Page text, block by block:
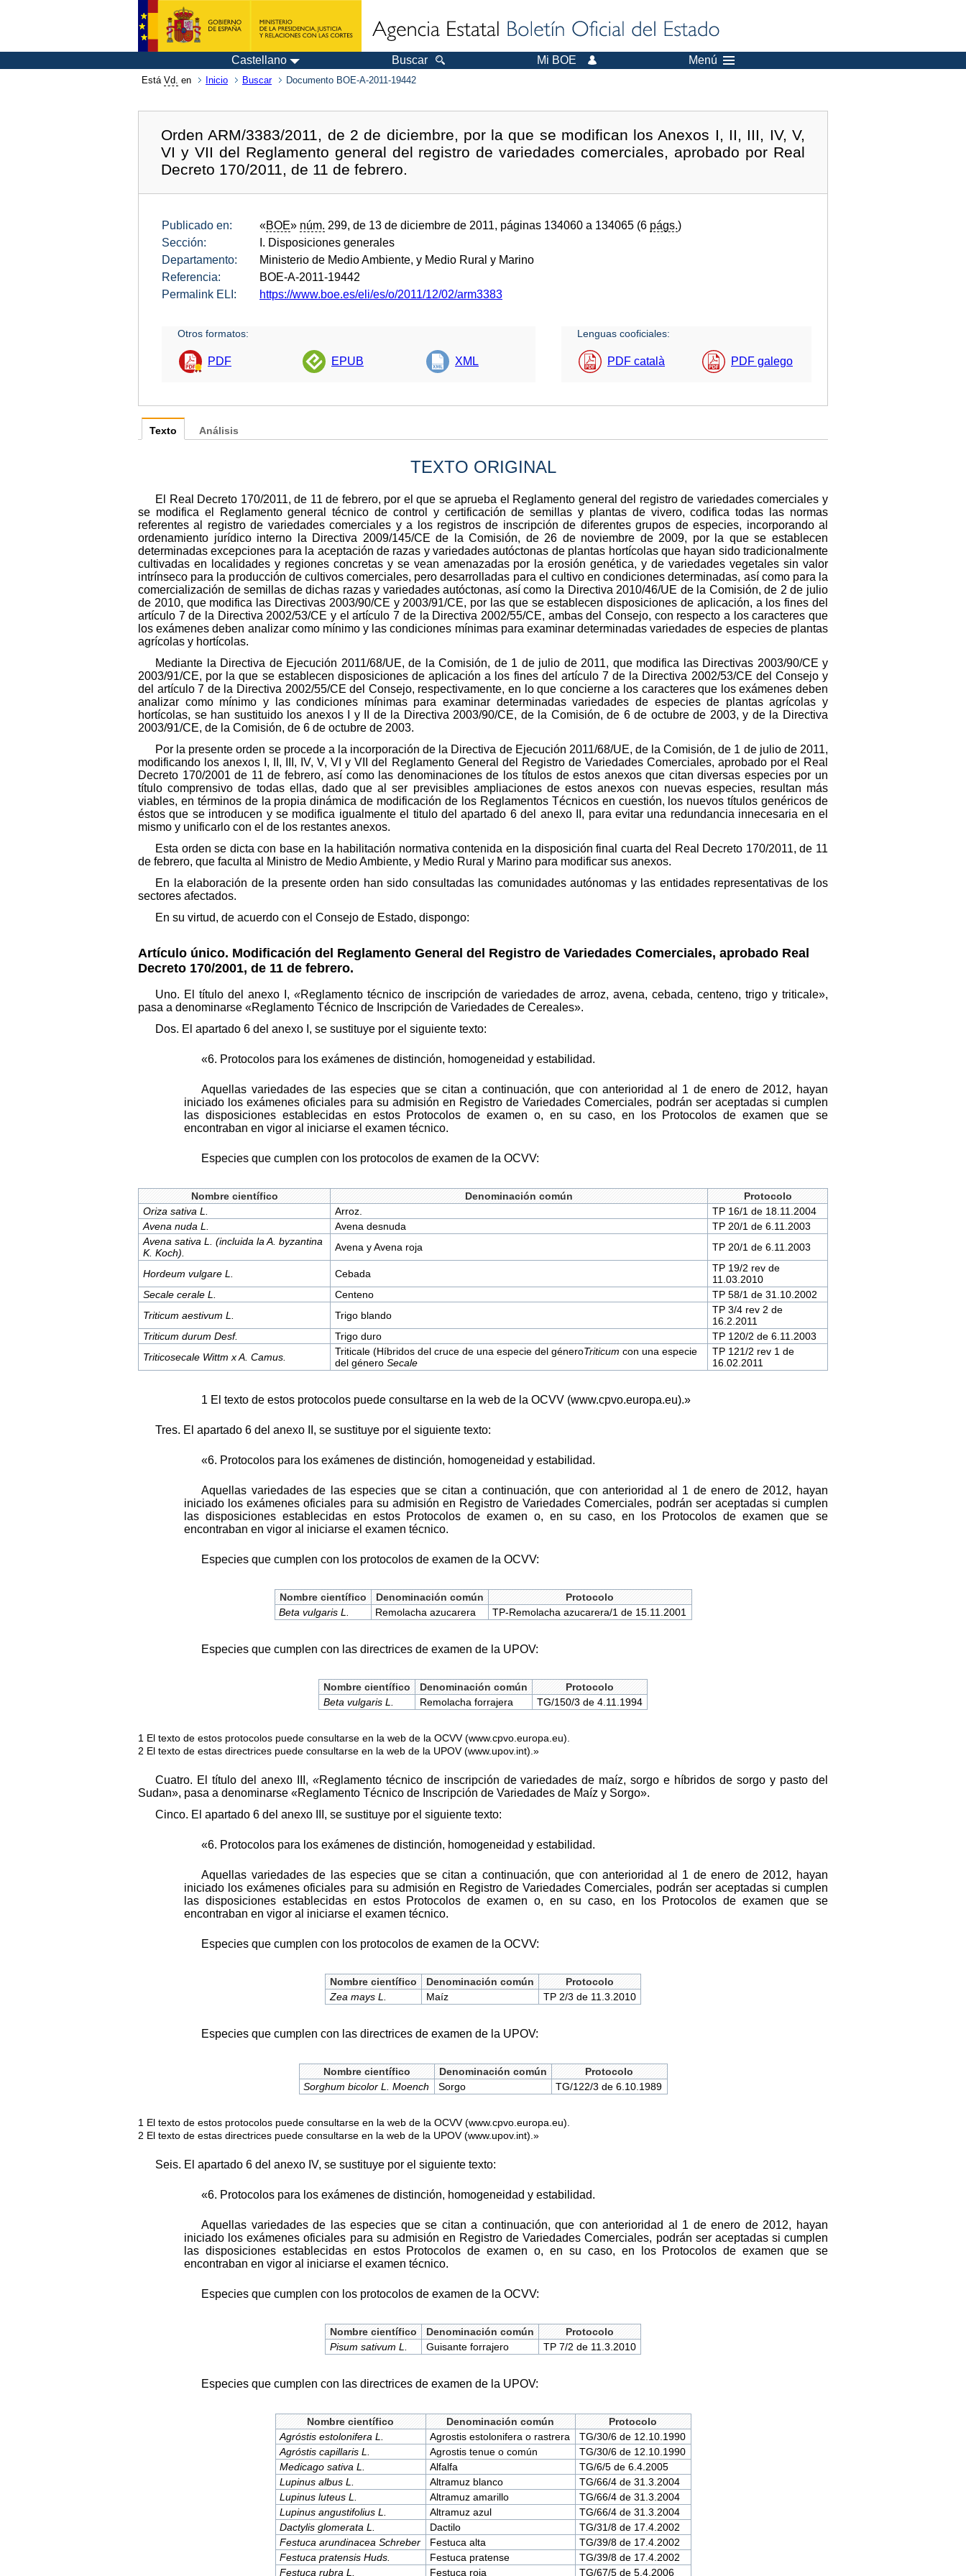
Castellano Buscar Mi BOE Menú
Está Vd. en Inicio Buscar Documento BOE-A-2011-19442
Orden ARM/3383/2011, de 2 de diciembre, por la que se modifican los Anexos I, II, III, IV, V,
VI y VII del Reglamento general del registro de variedades comerciales, aprobado por Real
Decreto 170/2011, de 11 de febrero.
Publicado en: «BOE» núm. 299, de 13 de diciembre de 2011, páginas 134060 a 134065 (6 págs.)
Sección:
I. Disposiciones generales
Departamento:
Ministerio de Medio Ambiente, y Medio Rural y Marino
Referencia:
BOE-A-2011-19442
Permalink ELI:
https://www.boe.es/eli/es/o/2011/12/02/arm3383
Otros formatos:
PDF EPUB XML
Lenguas cooficiales:
PDF català PDF galego
Texto
TEXTO ORIGINAL
El Real Decreto 170/2011, de 11 de febrero, por el que se aprueba el Reglamento general del registro de variedades comerciales y
se modifica el Reglamento general técnico de control y certificación de semillas y plantas de vivero, codifica todas las normas
referentes al registro de variedades comerciales y a los registros de inscripción de diferentes grupos de especies, incorporando al
ordenamiento jurídico interno la Directiva 2009/145/CE de la Comisión, de 26 de noviembre de 2009, por la que se establecen
determinadas excepciones para la aceptación de razas y variedades autóctonas de plantas hortícolas que hayan sido tradicionalmente
cultivadas en localidades y regiones concretas y se vean amenazadas por la erosión genética, y de variedades vegetales sin valor
intrínseco para la producción de cultivos comerciales, pero desarrolladas para el cultivo en condiciones determinadas, así como para la
comercialización de semillas de dichas razas y variedades autóctonas, así como la Directiva 2010/46/UE de la Comisión, de 2 de julio
de 2010, que modifica las Directivas 2003/90/CE y 2003/91/CE, por las que se establecen disposiciones de aplicación, a los fines del
artículo 7 de la Directiva 2002/53/CE y el artículo 7 de la Directiva 2002/55/CE, ambas del Consejo, con respecto a los caracteres que
los exámenes deben analizar como mínimo y las condiciones mínimas para examinar determinadas variedades de especies de plantas
agrícolas y hortícolas.
Mediante la Directiva de Ejecución 2011/68/UE, de la Comisión, de 1 de julio de 2011, que modifica las Directivas 2003/90/CE y
2003/91/CE, por la que se establecen disposiciones de aplicación a los fines del artículo 7 de la Directiva 2002/53/CE del Consejo y
del artículo 7 de la Directiva 2002/55/CE del Consejo, respectivamente, en lo que concierne a los caracteres que los exámenes deben
analizar como mínimo y las condiciones mínimas para examinar determinadas variedades de especies de plantas agrícolas y
hortícolas, se han sustituido los anexos I y II de la Directiva 2003/90/CE, de la Comisión, de 6 de octubre de 2003, y de la Directiva
2003/91/CE, de la Comisión, de 6 de octubre de 2003.
Por la presente orden se procede a la incorporación de la Directiva de Ejecución 2011/68/UE, de la Comisión, de 1 de julio de 2011,
modificando los anexos I, II, III, IV, V, VI y VII del Reglamento General del Registro de Variedades Comerciales, aprobado por el Real
Decreto 170/2001 de 11 de febrero, así como las denominaciones de los títulos de estos anexos que citan diversas especies por un
título comprensivo de todas ellas, dado que al ser previsibles ampliaciones de estos anexos con nuevas especies, resultan más
viables, en términos de la propia dinámica de modificación de los Reglamentos Técnicos en cuestión, los nuevos títulos genéricos de
éstos que se introducen y se modifica igualmente el titulo del apartado 6 del anexo II, para evitar una redundancia innecesaria en el
mismo y unificarlo con el de los restantes anexos.
Esta orden se dicta con base en la habilitación normativa contenida en la disposición final cuarta del Real Decreto 170/2011, de 11
de febrero, que faculta al Ministro de Medio Ambiente, y Medio Rural y Marino para modificar sus anexos.
En la elaboración de la presente orden han sido consultadas las comunidades autónomas y las entidades representativas de los
sectores afectados.
En su virtud, de acuerdo con el Consejo de Estado, dispongo:
Artículo único. Modificación del Reglamento General del Registro de Variedades Comerciales, aprobado Real
Decreto 170/2001, de 11 de febrero.
Uno. El título del anexo I, «Reglamento técnico de inscripción de variedades de arroz, avena, cebada, centeno, trigo y triticale»,
pasa a denominarse «Reglamento Técnico de Inscripción de Variedades de Cereales».
Dos. El apartado 6 del anexo I, se sustituye por el siguiente texto:
«6. Protocolos para los exámenes de distinción, homogeneidad y estabilidad.
Aquellas variedades de las especies que se citan a continuación, que con anterioridad al 1 de enero de 2012, hayan
iniciado los exámenes oficiales para su admisión en Registro de Variedades Comerciales, podrán ser aceptadas si cumplen
las disposiciones establecidas en estos Protocolos de examen o, en su caso, en los Protocolos de examen que se
encontraban en vigor al iniciarse el examen técnico.
Especies que cumplen con los protocolos de examen de la OCVV:
Nombre científico Denominación común
Protocolo
Oriza sativa L.
Arroz.
TP 16/1 de 18.11.2004
Avena nuda L.
Avena desnuda
TP 20/1 de 6.11.2003
Avena sativa L. (incluida la A. byzantina
K. Koch).
Avena y Avena roja TP 20/1 de 6.11.2003
Hordeum vulgare L. Cebada
TP 19/2 rev de
11.03.2010
Secale cerale L.
Centeno
TP 58/1 de 31.10.2002
Triticum aestivum L.
Trigo blando
TP 3/4 rev 2 de
16.2.2011
Triticum durum Desf.
Trigo duro
TP 120/2 de 6.11.2003
Triticosecale Wittm x A. Camus. Triticale (Híbridos del cruce de una especie del géneroTriticum con una especie
del géneroSecale
TP 121/2 rev 1 de
16.02.2011
1 El texto de estos protocolos puede consultarse en la web de la OCVV (www.cpvo.europa.eu).»
Tres. El apartado 6 del anexo II, se sustituye por el siguiente texto:
«6. Protocolos para los exámenes de distinción, homogeneidad y estabilidad.
Aquellas variedades de las especies que se citan a continuación, que con anterioridad al 1 de enero de 2012, hayan
iniciado los exámenes oficiales para su admisión en Registro de Variedades Comerciales, podrán ser aceptadas si cumplen
las disposiciones establecidas en estos Protocolos de examen o, en su caso, en los Protocolos de examen que se
encontraban en vigor al iniciarse el examen técnico.
Especies que cumplen con los protocolos de examen de la OCVV:
Nombre científico Denominación común
Protocolo
Beta vulgaris L.
Remolacha azucarera TP-Remolacha azucarera/1 de 15.11.2001
Especies que cumplen con las directrices de examen de la UPOV:
Nombre científico Denominación común
Protocolo
Beta vulgaris L.
Remolacha forrajera TG/150/3 de 4.11.1994
1 El texto de estos protocolos puede consultarse en la web de la OCVV (www.cpvo.europa.eu).
2 El texto de estas directrices puede consultarse en la web de la UPOV (www.upov.int).»
Cuatro. El título del anexo III, «Reglamento técnico de inscripción de variedades de maíz, sorgo e híbridos de sorgo y pasto del
Sudan», pasa a denominarse «Reglamento Técnico de Inscripción de Variedades de Maíz y Sorgo».
Cinco. El apartado 6 del anexo III, se sustituye por el siguiente texto:
«6. Protocolos para los exámenes de distinción, homogeneidad y estabilidad.
Aquellas variedades de las especies que se citan a continuación, que con anterioridad al 1 de enero de 2012, hayan
iniciado los exámenes oficiales para su admisión en Registro de Variedades Comerciales, podrán ser aceptadas si cumplen
las disposiciones establecidas en estos Protocolos de examen o, en su caso, en los Protocolos de examen que se
encontraban en vigor al iniciarse el examen técnico.
Especies que cumplen con los protocolos de examen de la OCVV:
Nombre científico Denominación común
Protocolo
Zea mays L.
Maíz TP 2/3 de 11.3.2010
Especies que cumplen con las directrices de examen de la UPOV:
Nombre científico Denominación común
Protocolo
Sorghum bicolor L. Moench
Sorgo TG/122/3 de 6.10.1989
1 El texto de estos protocolos puede consultarse en la web de la OCVV (www.cpvo.europa.eu).
2 El texto de estas directrices puede consultarse en la web de la UPOV (www.upov.int).»
Seis. El apartado 6 del anexo IV, se sustituye por el siguiente texto:
«6. Protocolos para los exámenes de distinción, homogeneidad y estabilidad.
Aquellas variedades de las especies que se citan a continuación, que con anterioridad al 1 de enero de 2012, hayan
iniciado los exámenes oficiales para su admisión en Registro de Variedades Comerciales, podrán ser aceptadas si cumplen
las disposiciones establecidas en estos Protocolos de examen o, en su caso, en los Protocolos de examen que se
encontraban en vigor al iniciarse el examen técnico.
Especies que cumplen con los protocolos de examen de la OCVV:
Nombre científico Denominación común
Protocolo
Pisum sativum L.
Guisante forrajero TP 7/2 de 11.3.2010
Especies que cumplen con las directrices de examen de la UPOV:
Nombre científico Denominación común
Protocolo
Agróstis estolonifera L.
Agrostis estolonifera o rastrera
TG/30/6 de 12.10.1990
Agróstis capillaris L.
Agrostis tenue o común
TG/30/6 de 12.10.1990
Medicago sativa L.
Alfalfa
TG/6/5 de 6.4.2005
Lupinus albus L.
Altramuz blanco
TG/66/4 de 31.3.2004
Lupinus luteus L.
Altramuz amarillo
TG/66/4 de 31.3.2004
Lupinus angustifolius L.
Altramuz azul
TG/66/4 de 31.3.2004
Dactylis glomerata L.
Dactilo
TG/31/8 de 17.4.2002
Festuca arundinacea Schreber
Festuca alta
TG/39/8 de 17.4.2002
Festuca pratensis Huds.
Festuca pratense
TG/39/8 de 17.4.2002
Festuca rubra L.
Festuca roja TG/67/5 de 5.4.2006
Análisis